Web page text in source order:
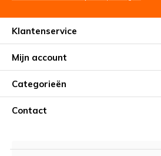
Klantenservice
Mijn account
Categorieën
Contact